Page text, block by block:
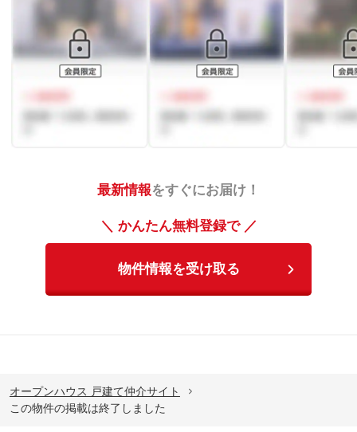
最新情報をすぐにお届け！
＼ かんたん無料登録で ／
物件情報を受け取る
オープンハウス 戸建て仲介サイト
この物件の掲載は終了しました